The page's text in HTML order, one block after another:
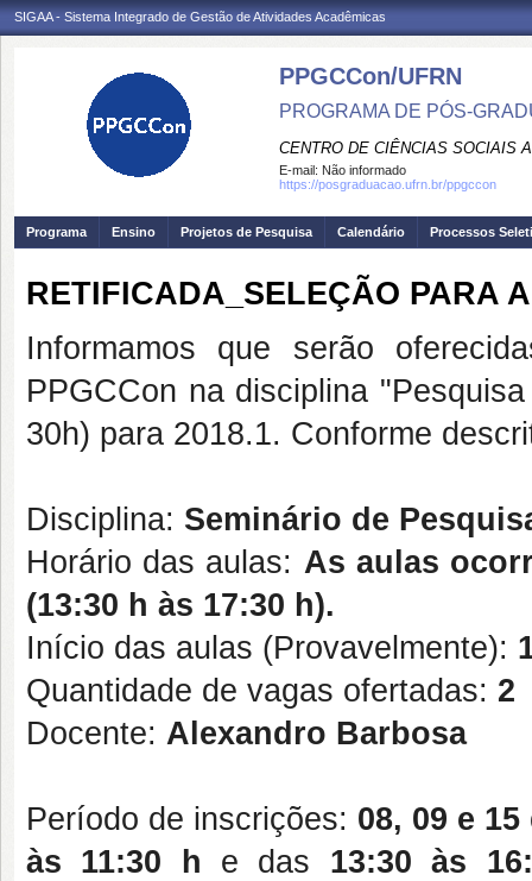
SIGAA - Sistema Integrado de Gestão de Atividades Acadêmicas
PPGCCon/UFRN
PROGRAMA DE PÓS-
CENTRO DE CIÊNCIAS SOCIAIS
E-mail: Não informado
https://posgraduacao.ufrn.br/ppgccon
Programa Ensino Projetos de Pesquisa Calendário Processos
RETIFICADA_SELEÇÃO PARA
Informamos que serão
PPGCCon na disciplina
30h) para 2018.1. Conforme
Disciplina: Seminário de
Horário das aulas: As aulas
(13:30 h às 17:30 h).
Início das aulas (Provavelmente):
Quantidade de vagas ofertadas: 2
Docente: Alexandro Barbosa
Período de inscrições: 08, 09 e
às 11:30 h e das 13:30 às